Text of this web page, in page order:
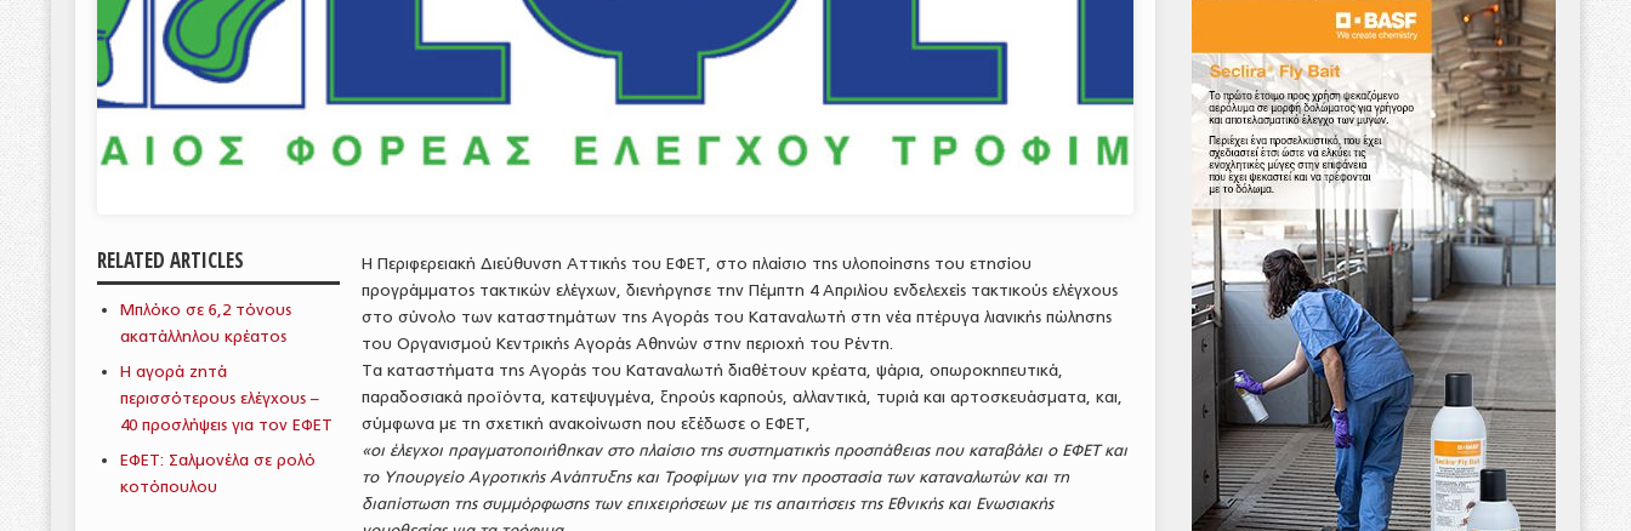
RELATED ARTICLES
Μπλόκο σε 6,2 τόνους
ακατάλληλου κρέατος
Η αγορά ζητά
περισσότερους ελέγχους –
40 προσλήψεις για τον ΕΦΕΤ
ΕΦΕΤ: Σαλμονέλα σε ρολό
κοτόπουλου
H Περιφερειακή Διεύθυνση Αττικής του ΕΦΕΤ, στο πλαίσιο της υλοποίησης του ετησίου
προγράμματος τακτικών ελέγχων, διενήργησε την Πέμπτη 4 Απριλίου ενδελεχείς τακτικούς ελέγχους
στο σύνολο των καταστημάτων της Αγοράς του Καταναλωτή στη νέα πτέρυγα λιανικής πώλησης
του Οργανισμού Κεντρικής Αγοράς Αθηνών στην περιοχή του Ρέντη.
Τα καταστήματα της Αγοράς του Καταναλωτή διαθέτουν κρέατα, ψάρια, οπωροκηπευτικά,
παραδοσιακά προϊόντα, κατεψυγμένα, ξηρούς καρπούς, αλλαντικά, τυριά και αρτοσκευάσματα, και,
σύμφωνα με τη σχετική ανακοίνωση που εξέδωσε ο ΕΦΕΤ,
«οι έλεγχοι πραγματοποιήθηκαν στο πλαίσιο της συστηματικής προσπάθειας που καταβάλει ο ΕΦΕΤ και
το Υπουργείο Αγροτικής Ανάπτυξης και Τροφίμων για την προστασία των καταναλωτών και τη
διαπίστωση της συμμόρφωσης των επιχειρήσεων με τις απαιτήσεις της Εθνικής και Ενωσιακής